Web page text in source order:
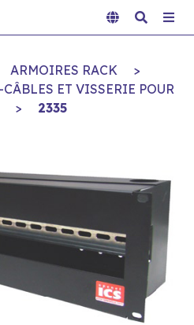
ARMOIRES RACK
>
ET VISSERIE POUR
> 2335